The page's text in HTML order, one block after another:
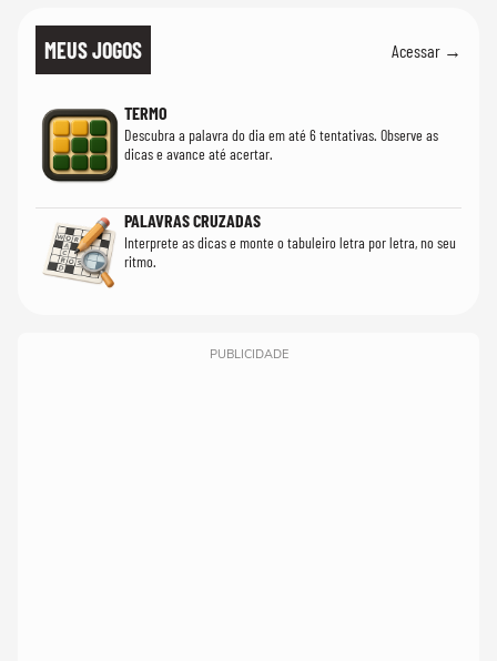
MEUS JOGOS Acessar →
TERMO
Descubra a palavra do dia em até 6 tentativas. Observe as
dicas e avance até acertar.
PALAVRAS CRUZADAS
Interprete as dicas e monte o tabuleiro letra por letra, no seu
ritmo.
PUBLICIDADE